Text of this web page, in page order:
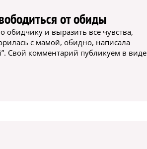
от обиды
обидчику и выразить все чувства,
с мамой, обидно, написала
Свой комментарий публикуем в виде